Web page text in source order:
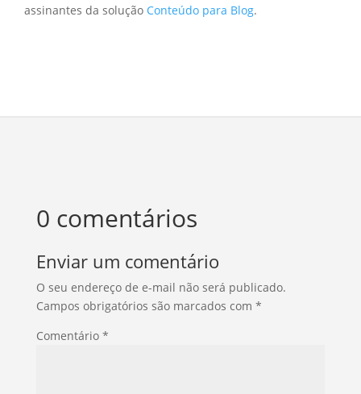
assinantes da solução Conteúdo para Blog.
0 comentários
Enviar um comentário
O seu endereço de e-mail não será publicado.
Campos obrigatórios são marcados com *
Comentário *